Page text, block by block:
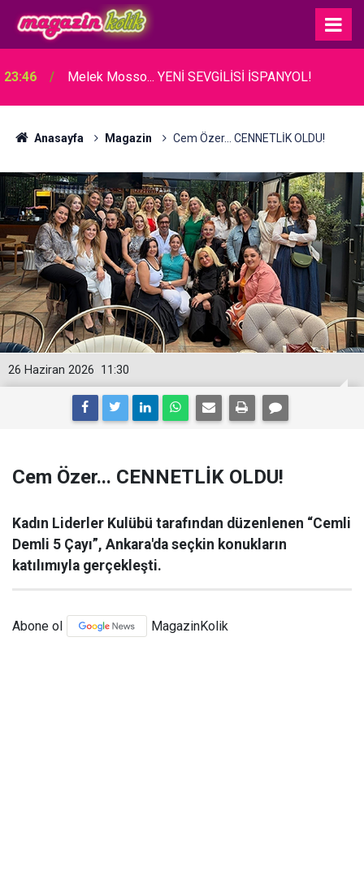
23:46 Melek Mosso... YENİ SEVGİLİSİ İSPANYOL!
Anasayfa Magazin Cem Özer... CENNETLİK OLDU!
11:30
26 Haziran 2026
Cem Özer... CENNETLİK OLDU!
Kadın Liderler Kulübü tarafından düzenlenen “Cemli
Demli 5 Çayı”, Ankara'da seçkin konukların
katılımıyla gerçekleşti.
Abone ol MagazinKolik